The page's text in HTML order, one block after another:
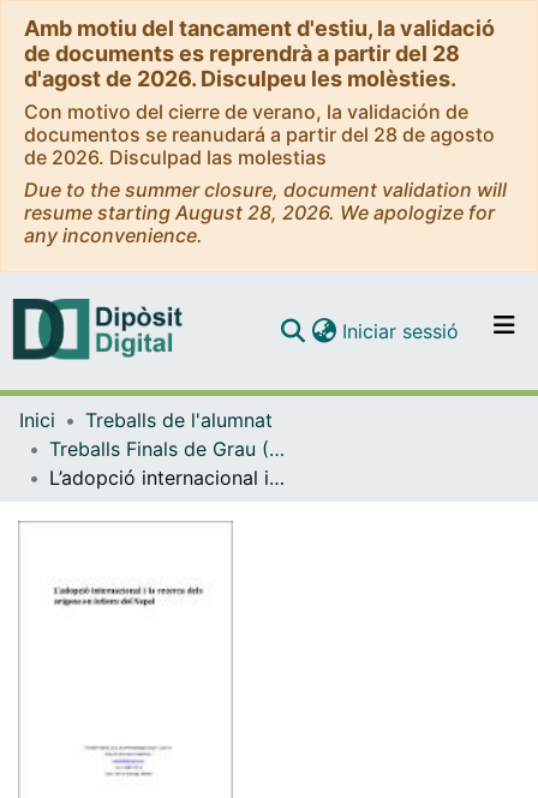
Amb motiu del tancament d'estiu, la validació
de documents es reprendrà a partir del 28
d'agost de 2026. Disculpeu les molèsties.
Con motivo del cierre de verano, la validación de
documentos se reanudará a partir del 28 de agosto
de 2026. Disculpad las molestias
Due to the summer closure, document validation will
resume starting August 28, 2026. We apologize for
any inconvenience.
Navega per tot el DD
Com publicar
Iniciar sessió (current)
Inici
Treballs de l'alumnat
Treballs Finals de Grau (TFG) - Antropologia Social i Cultural
L’adopció internacional i la recerca dels orígens en infants del Nepal